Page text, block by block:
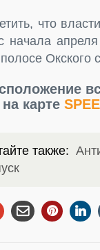
что
начала
Окского
на карте
также: